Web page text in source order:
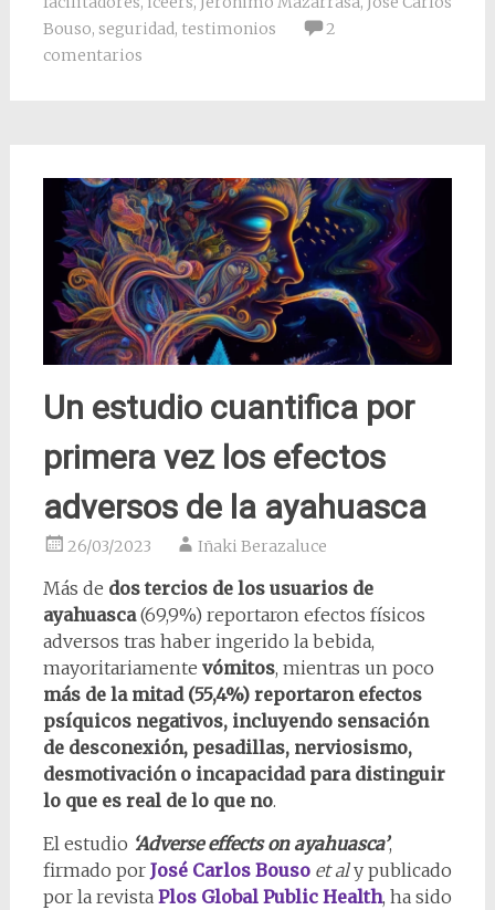
Bouso, seguridad, testimonios
2
comentarios
Un estudio cuantifica por
primera vez los efectos
adversos de la ayahuasca
26/03/2023 Iñaki Berazaluce
Más de dos tercios de los usuarios de
ayahuasca(69,9%) reportaron efectos físicos
adversos tras haber ingerido la bebida,
mayoritariamente vómitos, mientras un poco
más de la mitad (55,4%) reportaron efectos
psíquicos negativos, incluyendo sensación
de desconexión, pesadillas, nerviosismo,
desmotivación o incapacidad para distinguir
lo que es real de lo que no.
El estudio ‘Adverse effects on ayahuasca’,
firmado por José Carlos Bouso et aly publicado
por la revista Plos Global Public Health, ha sido